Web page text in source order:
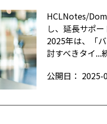
HCLNotes/
し、延長サポ
2025年は、「
討すべきタイ...
公開日： 2025-